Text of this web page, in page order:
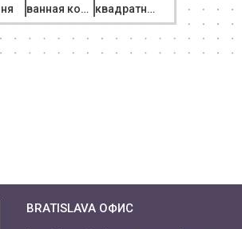
ванная комната
квадратный метр
BRATISLAVA ОФИС